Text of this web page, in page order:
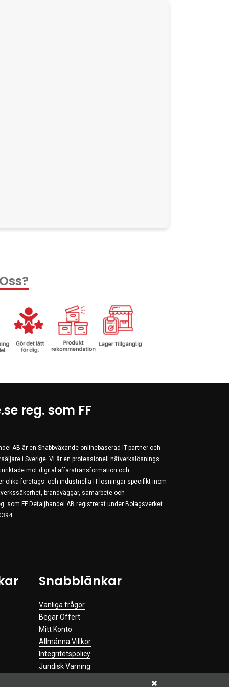
reg. som FF
AB är en Snabbväxande onlinebaserad IT-partner och
i Sverige. Vi är en professionell nätverkslösnings
mot digital affärstransformation och
olika företags- och industriella IT-lösningar specifikt inom
brandväggar, samarbete och
som FF Detaljhandel AB registrerat under Bolagsverket
Snabblänkar
Vanliga frågor
Begär Offert
Mitt Konto
Allmänna Villkor
Integritetspolicy
Juridisk Varning